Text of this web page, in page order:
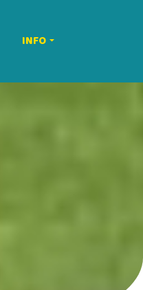
INFO